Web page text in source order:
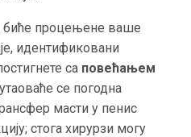
биће процењене ваше
идентификовани
са повећањем
се погодна
масти у пенис
стога хирурзи могу